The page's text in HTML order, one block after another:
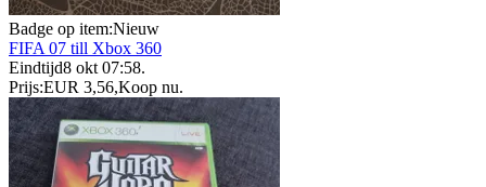
Badge op item:Nieuw
FIFA 07 till Xbox 360
Eindtijd8 okt 07:58.
Prijs:EUR 3,56,Koop nu.